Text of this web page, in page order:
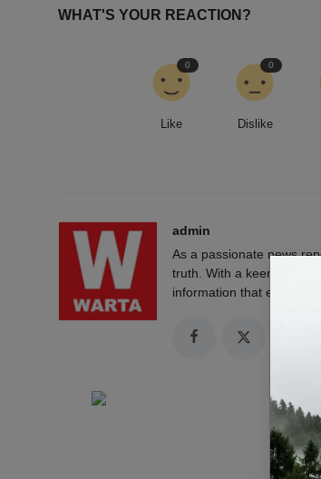
WHAT'S YOUR REACTION?
Like
0
Dislike
0
admin
As a passionate news
truth. With a keen eye
information that